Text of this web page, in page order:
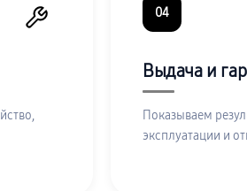
04
Выдача и
Показываем
эксплуатации и